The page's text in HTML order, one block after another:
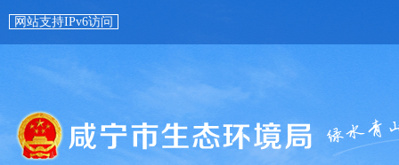
网站支持IPv6访问